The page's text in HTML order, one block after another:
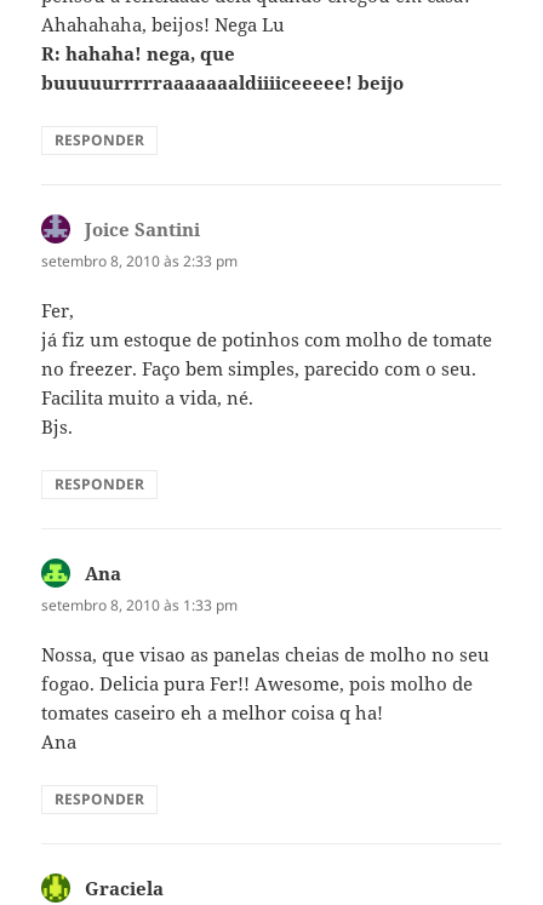
Ahahahaha, beijos! Nega Lu
R: hahaha! nega, que
buuuuurrrrraaaaaaaldiiiiceeeee! beijo
RESPONDER
Joice Santini
setembro 8, 2010 às 2:33 pm
Fer,
já fiz um estoque de potinhos com molho de tomate
no freezer. Faço bem simples, parecido com o seu.
Facilita muito a vida, né.
Bjs.
RESPONDER
Ana
setembro 8, 2010 às 1:33 pm
Nossa, que visao as panelas cheias de molho no seu
fogao. Delicia pura Fer!! Awesome, pois molho de
tomates caseiro eh a melhor coisa q ha!
Ana
RESPONDER
Graciela